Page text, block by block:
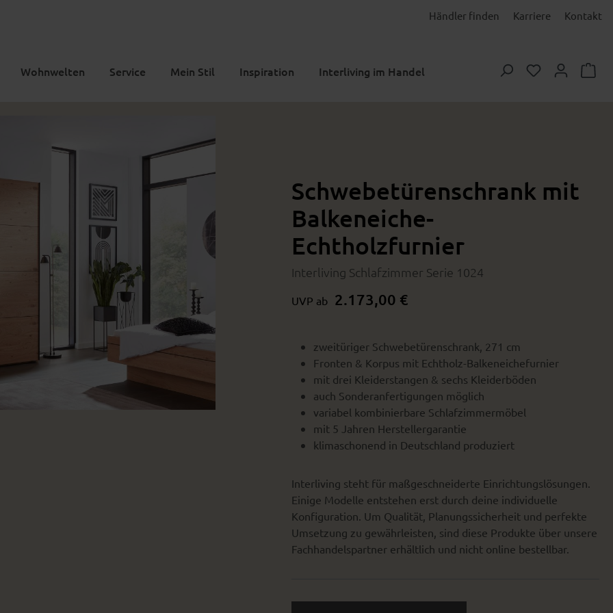
Händler finden Karriere Kontakt
Wohnwelten Service Mein Stil Inspiration Interliving im Handel Du hast 0
Schwebetürenschrank mit
Balkeneiche-
Echtholzfurnier
Interliving Schlafzimmer Serie 1024
UVP ab 2.173,00 €
zweitüriger Schwebetürenschrank, 271 cm
Fronten & Korpus mit Echtholz-Balkeneichefurnier
mit drei Kleiderstangen & sechs Kleiderböden
auch Sonderanfertigungen möglich
variabel kombinierbare Schlafzimmermöbel
mit 5 Jahren Herstellergarantie
klimaschonend in Deutschland produziert
Interliving steht für maßgeschneiderte Einrichtungslösungen.
Einige Modelle entstehen erst durch deine individuelle
Konfiguration. Um Qualität, Planungssicherheit und perfekte
Umsetzung zu gewährleisten, sind diese Produkte über unsere
Fachhandelspartner erhältlich und nicht online bestellbar.